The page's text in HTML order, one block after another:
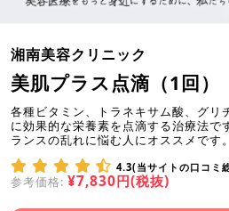
湘南美容クリニック
美肌プラス点滴（1回）
各種ビタミン、トラネキサム酸、グリ
に効果的な栄養素を点滴する治療法で
ランスの乱れに悩む人にオススメです。
4.3(当サイトの口コミ
参考価格: ¥7,830円(税抜)